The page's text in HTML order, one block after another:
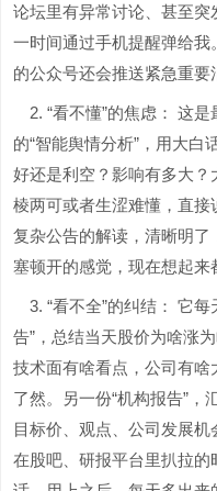
论坛里有异常讨论、甚至
一时间通过手机提醒弹给我
的公众号还会推送紧急重要
2. “看不懂”的焦虑： 这
的“智能舆情分析”，用大白
好还是利空？影响有多大
棱两可或者生涩难懂，直
复杂公告的解读，清晰明
塞顿开的感觉，现在想起来
3. “看不全”的纠结： 它
告”，总结当天股价为啥涨
技术面有啥看点，公司有啥
了然。另一份“机构报告”，
目标价、观点、公司发展
在股吧、研报平台里扒拉